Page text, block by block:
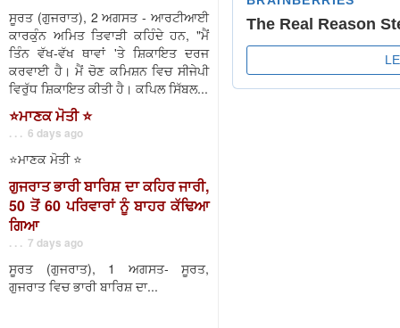
ਸੂਰਤ (ਗੁਜਰਾਤ), 2 ਅਗਸਤ - ਆਰਟੀਆਈ
ਕਾਰਕੁੰਨ ਅਮਿਤ ਤਿਵਾੜੀ ਕਹਿੰਦੇ ਹਨ, "ਮੈਂ
ਤਿੰਨ ਵੱਖ-ਵੱਖ ਥਾਵਾਂ 'ਤੇ ਸ਼ਿਕਾਇਤ ਦਰਜ
ਕਰਵਾਈ ਹੈ। ਮੈਂ ਚੋਣ ਕਮਿਸ਼ਨ ਵਿਚ ਸੀਜੇਪੀ
ਵਿਰੁੱਧ ਸ਼ਿਕਾਇਤ ਕੀਤੀ ਹੈ। ਕਪਿਲ ਸਿੱਬਲ...
⭐️ਮਾਣਕ ਮੋਤੀ ⭐️
. . . 6 days ago
⭐️ਮਾਣਕ ਮੋਤੀ ⭐️
ਗੁਜਰਾਤ ਭਾਰੀ ਬਾਰਿਸ਼ ਦਾ ਕਹਿਰ ਜਾਰੀ,
50 ਤੋਂ 60 ਪਰਿਵਾਰਾਂ ਨੂੰ ਬਾਹਰ ਕੱਢਿਆ
ਗਿਆ
. . . 7 days ago
ਸੂਰਤ (ਗੁਜਰਾਤ), 1 ਅਗਸਤ- ਸੂਰਤ,
ਗੁਜਰਾਤ ਵਿਚ ਭਾਰੀ ਬਾਰਿਸ਼ ਦਾ...